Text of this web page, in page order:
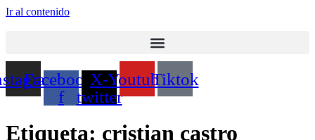
Ir al contenido
Facebook-
f
X-
twitter
YoutubeTiktok
Etiqueta: cristian castro